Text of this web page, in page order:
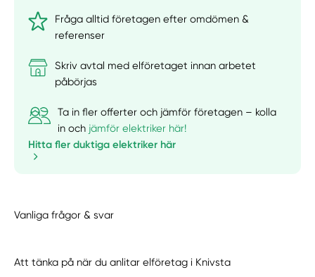
Fråga alltid företagen efter omdömen &
referenser
Skriv avtal med elföretaget innan arbetet
påbörjas
Ta in fler offerter och jämför företagen – kolla
in och jämför elektriker här!
Hitta fler duktiga elektriker här
Vanliga frågor & svar
Att tänka på när du anlitar elföretag i Knivsta